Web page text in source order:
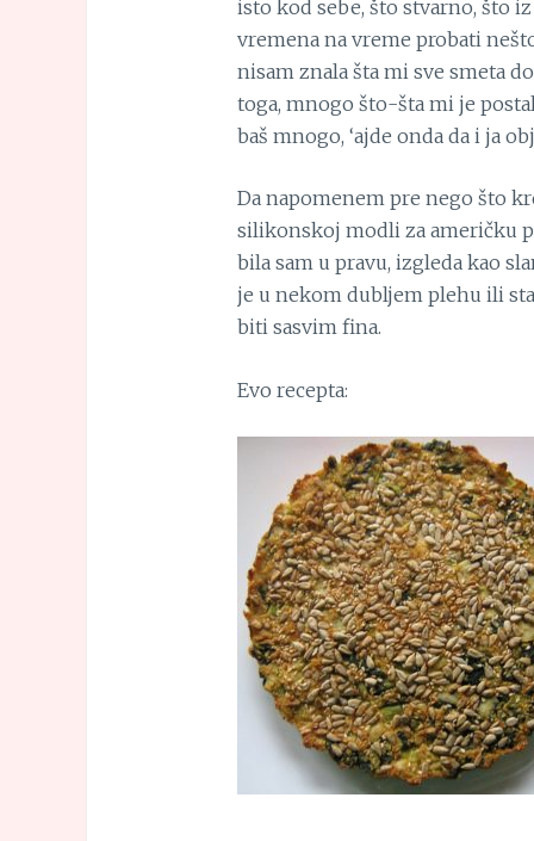
isto kod sebe, što stvarno, što
vremena na vreme probati
nisam znala šta mi sve smeta
toga, mnogo što-šta mi je
baš mnogo, ‘ajde onda da i ja
Da napomenem pre nego što
silikonskoj modli za američku
bila sam u pravu, izgleda kao
je u nekom dubljem plehu ili
biti sasvim fina.
Evo recepta: